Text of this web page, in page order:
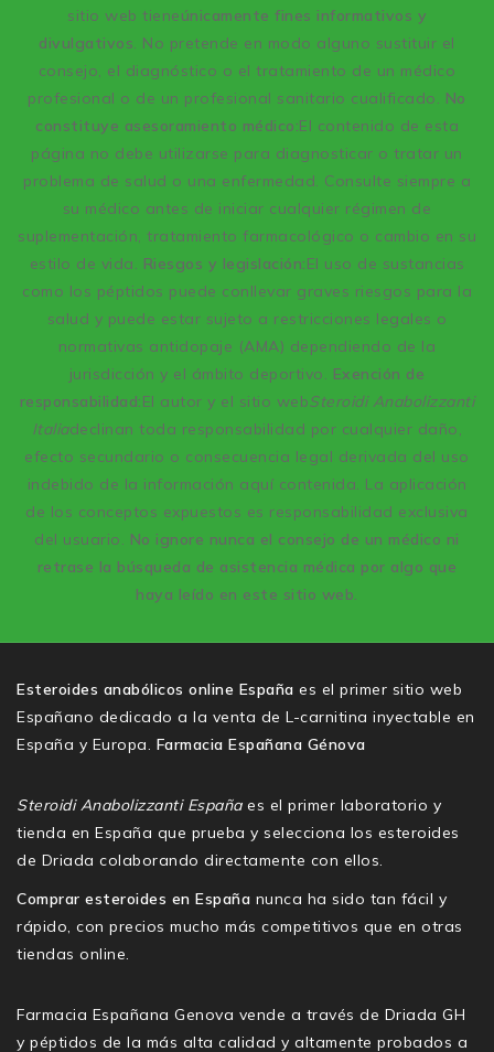
sitio web tieneúnicamente fines informativos y
divulgativos. No pretende en modo alguno sustituir el
consejo, el diagnóstico o el tratamiento de un médico
profesional o de un profesional sanitario cualificado. No
constituye asesoramiento médico:El contenido de esta
página no debe utilizarse para diagnosticar o tratar un
problema de salud o una enfermedad. Consulte siempre a
su médico antes de iniciar cualquier régimen de
suplementación, tratamiento farmacológico o cambio en su
estilo de vida. Riesgos y legislación:El uso de sustancias
como los péptidos puede conllevar graves riesgos para la
salud y puede estar sujeto a restricciones legales o
normativas antidopaje (AMA) dependiendo de la
jurisdicción y el ámbito deportivo. Exención de
responsabilidad:El autor y el sitio webSteroidi Anabolizzanti
Italiadeclinan toda responsabilidad por cualquier daño,
efecto secundario o consecuencia legal derivada del uso
indebido de la información aquí contenida. La aplicación
de los conceptos expuestos es responsabilidad exclusiva
del usuario. No ignore nunca el consejo de un médico ni
retrase la búsqueda de asistencia médica por algo que
haya leído en este sitio web.
Esteroides anabólicos online España es el primer sitio web
Españano dedicado a la venta de L-carnitina inyectable en
España y Europa. Farmacia Españana Génova
Steroidi Anabolizzanti Españaes el primer laboratorio y
tienda en España que prueba y selecciona los esteroides
de Driada colaborando directamente con ellos.
Comprar esteroides en España nunca ha sido tan fácil y
rápido, con precios mucho más competitivos que en otras
tiendas online.
Farmacia Españana Genova vende a través de Driada GH
y péptidos de la más alta calidad y altamente probados a